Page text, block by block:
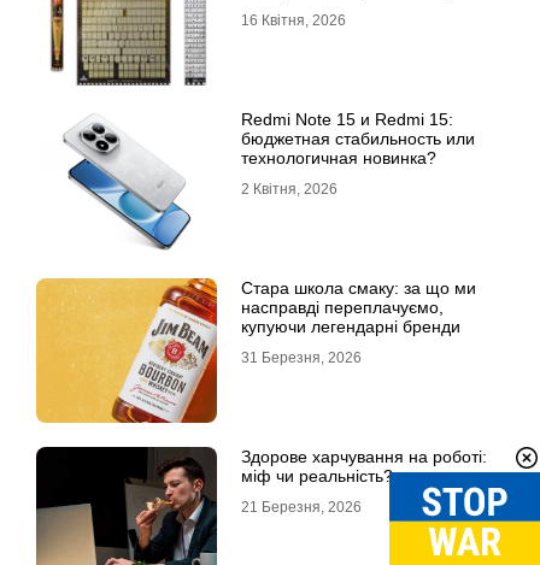
16 Квітня, 2026
Redmi Note 15 и Redmi 15:
бюджетная стабильность или
технологичная новинка?
2 Квітня, 2026
Стара школа смаку: за що ми
насправді переплачуємо,
купуючи легендарні бренди
31 Березня, 2026
Здорове харчування на роботі:
міф чи реальність?
21 Березня, 2026